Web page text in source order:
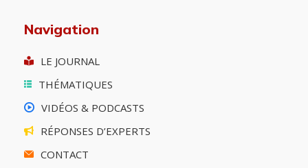
Navigation
LE JOURNAL
THÉMATIQUES
VIDÉOS & PODCASTS
RÉPONSES D’EXPERTS
CONTACT